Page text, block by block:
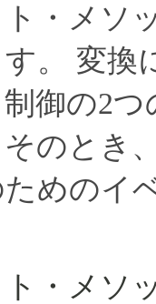
・メソ
。
変換
御の2
のとき
めのイ
・メソ